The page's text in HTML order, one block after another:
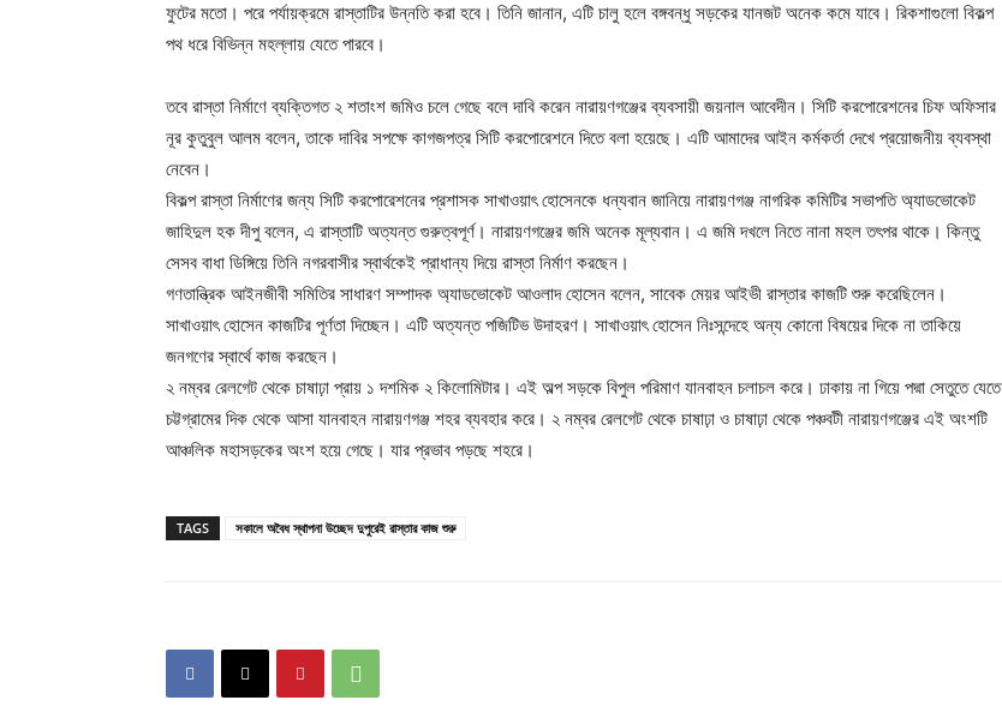
ফুটের মতো। পরে পর্যায়ক্রমে রাস্তাটির উন্নতি করা হবে। তিনি জানান, এটি চালু হলে বঙ্গবন্ধু সড়কের যানজট অনেক কমে যাবে। রিকশাগুলো বিকল্প
পথ ধরে বিভিন্ন মহল্লায় যেতে পারবে।
তবে রাস্তা নির্মাণে ব্যক্তিগত ২ শতাংশ জমিও চলে গেছে বলে দাবি করেন নারায়ণগঞ্জের ব্যবসায়ী জয়নাল আবেদীন। সিটি করপোরেশনের চিফ অফিসার
নূর কুতুবুল আলম বলেন, তাকে দাবির সপক্ষে কাগজপত্র সিটি করপোরেশনে দিতে বলা হয়েছে। এটি আমাদের আইন কর্মকর্তা দেখে প্রয়োজনীয় ব্যবস্থা
নেবেন।
বিকল্প রাস্তা নির্মাণের জন্য সিটি করপোরেশনের প্রশাসক সাখাওয়াৎ হোসেনকে ধন্যবান জানিয়ে নারায়ণগঞ্জ নাগরিক কমিটির সভাপতি অ্যাডভোকেট
জাহিদুল হক দীপু বলেন, এ রাস্তাটি অত্যন্ত গুরুত্বপূর্ণ। নারায়ণগঞ্জের জমি অনেক মূল্যবান। এ জমি দখলে নিতে নানা মহল তৎপর থাকে। কিন্তু
সেসব বাধা ডিঙ্গিয়ে তিনি নগরবাসীর স্বার্থকেই প্রাধান্য দিয়ে রাস্তা নির্মাণ করছেন।
গণতান্ত্রিক আইনজীবী সমিতির সাধারণ সম্পাদক অ্যাডভোকেট আওলাদ হোসেন বলেন, সাবেক মেয়র আইভী রাস্তার কাজটি শুরু করেছিলেন।
সাখাওয়াৎ হোসেন কাজটির পূর্ণতা দিচ্ছেন। এটি অত্যন্ত পজিটিভ উদাহরণ। সাখাওয়াৎ হোসেন নিঃসন্দেহে অন্য কোনো বিষয়ের দিকে না তাকিয়ে
জনগণের স্বার্থে কাজ করছেন।
২ নম্বর রেলগেট থেকে চাষাঢ়া প্রায় ১ দশমিক ২ কিলোমিটার। এই অল্প সড়কে বিপুল পরিমাণ যানবাহন চলাচল করে। ঢাকায় না গিয়ে পদ্মা সেতুতে যেতে
চট্টগ্রামের দিক থেকে আসা যানবাহন নারায়ণগঞ্জ শহর ব্যবহার করে। ২ নম্বর রেলগেট থেকে চাষাঢ়া ও চাষাঢ়া থেকে পঞ্চবটী নারায়ণগঞ্জের এই অংশটি
আঞ্চলিক মহাসড়কের অংশ হয়ে গেছে। যার প্রভাব পড়ছে শহরে।
TAGS সকালে অবৈধ স্থাপনা উচ্ছেদ দুপুরেই রাস্তার কাজ শুরু